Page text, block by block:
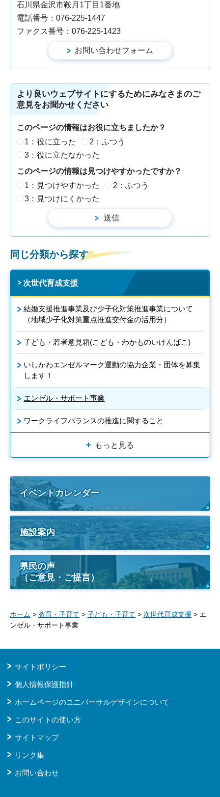
石川県金沢市鞍月1丁目1番地
電話番号：076-225-1447
ファクス番号：076-225-1423
より良いウェブサイトにするためにみなさまのご
意見をお聞かせください
このページの情報はお役に立ちましたか？
1：役に立った
2：ふつう
3：役に立たなかった
このページの情報は見つけやすかったですか？
1：見つけやすかった
2：ふつう
3：見つけにくかった
同じ分類から探す
次世代育成支援
結婚支援推進事業及び少子化対策推進事業について
（地域少子化対策重点推進交付金の活用分）
子ども・若者意見箱(こども・わかものいけんばこ)
いしかわエンゼルマーク運動の協力企業・団体を募集
します！
エンゼル・サポート事業
ワークライフバランスの推進に関すること
もっと見る
イベントカレンダー
施設案内
県民の声
（ご意見・ご提言）
ホーム > 教育・子育て > 子ども・子育て > 次世代育成支援 > エ
ンゼル・サポート事業
サイトポリシー
個人情報保護指針
ホームページのユニバーサルデザインについて
このサイトの使い方
サイトマップ
リンク集
お問い合わせ